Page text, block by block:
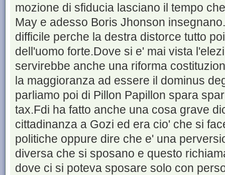
mozione di sfiducia lasciano il tempo
May e adesso Boris Jhonson
difficile perche la destra distorce tutto
dell'uomo forte.Dove si e' mai vista
servirebbe anche una riforma
la maggioranza ad essere il dominus
parliamo poi di Pillon Papillon spara
tax.Fdi ha fatto anche una cosa grave
cittadinanza a Gozi ed era cio' che si
politiche oppure dire che e' una
diversa che si sposano e questo
dove ci si poteva sposare solo con